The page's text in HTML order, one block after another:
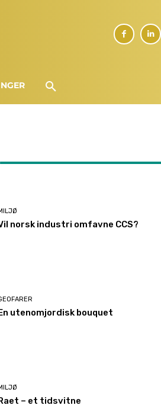
norsk industri omfavne CCS?
utenomjordisk bouquet
– et tidsvitne